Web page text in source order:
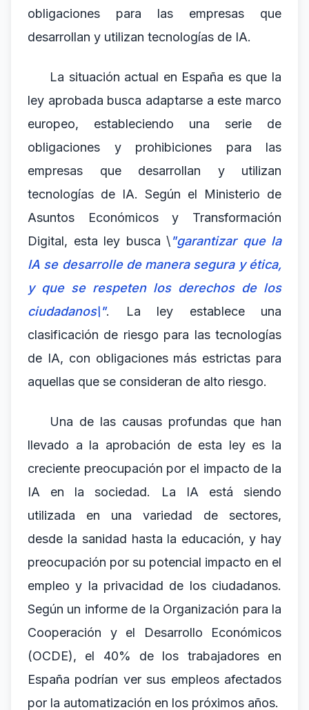
obligaciones para las empresas que
desarrollan y utilizan tecnologías de IA.
La situación actual en España es que la
ley aprobada busca adaptarse a este marco
europeo, estableciendo una serie de
obligaciones y prohibiciones para las
empresas que desarrollan y utilizan
tecnologías de IA. Según el Ministerio de
Asuntos Económicos y Transformación
Digital, esta ley busca \"garantizar que la
IA se desarrolle de manera segura y ética,
y que se respeten los derechos de los
ciudadanos\". La ley establece una
clasificación de riesgo para las tecnologías
de IA, con obligaciones más estrictas para
aquellas que se consideran de alto riesgo.
Una de las causas profundas que han
llevado a la aprobación de esta ley es la
creciente preocupación por el impacto de la
IA en la sociedad. La IA está siendo
utilizada en una variedad de sectores,
desde la sanidad hasta la educación, y hay
preocupación por su potencial impacto en el
empleo y la privacidad de los ciudadanos.
Según un informe de la Organización para la
Cooperación y el Desarrollo Económicos
(OCDE), el 40% de los trabajadores en
España podrían ver sus empleos afectados
por la automatización en los próximos años.